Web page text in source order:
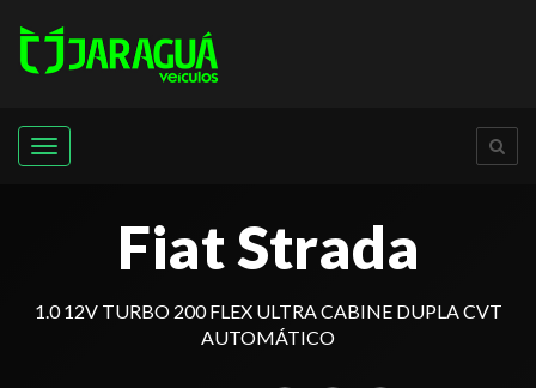
Menu
Fiat Strada
1.0 12V TURBO 200 FLEX ULTRA CABINE DUPLA CVT
AUTOMÁTICO